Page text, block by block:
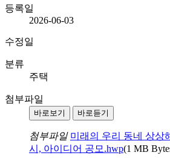
등록일
2026-06-03
수정일
분류
주택
첨부파일
바로보기 바로듣기
첨부파일 미래의 우리 동네 상
시, 아이디어 공모.hwp(1 MB